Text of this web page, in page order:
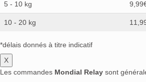
5 - 10 kg
10 - 20 kg
*délais donnés à titre indicatif
X
Les commandes Mondial Relay sont